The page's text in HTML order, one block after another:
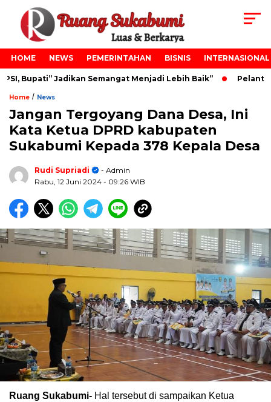
HOME NEWS PEMERINTAHAN BISNIS INTERNASIONAL
Bupati” Jadikan Semangat Menjadi Lebih Baik” Pelantikan
Home / News
Jangan Tergoyang Dana Desa, Ini
Kata Ketua DPRD kabupaten
Sukabumi Kepada 378 Kepala Desa
Rudi Supriadi
- Admin
Rabu, 12 Juni 2024 - 09:26 WIB
Ruang Sukabumi- Hal tersebut di sampaikan Ketua